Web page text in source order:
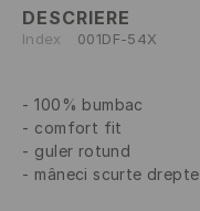
DESCRIERE
Index 001DF-54X
100% bumbac
comfort fit
guler rotund
mâneci scurte drepte